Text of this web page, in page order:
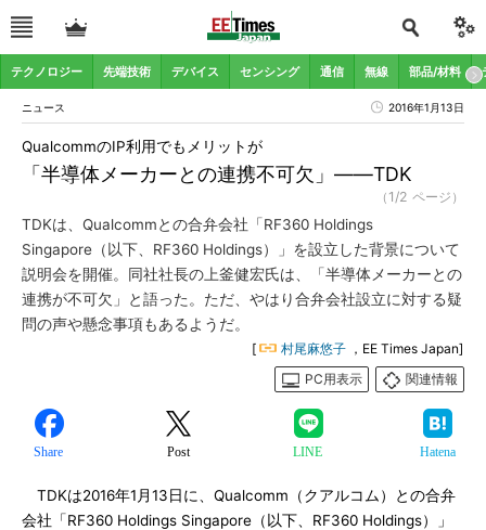
テクノロジー 先端技術 デバイス センシング 通信 無線 部品/材料
ニュース 2016年1月13日
「半導体メーカーとの連携不可欠」――TDK
QualcommのIP利用でもメリットが
（1/2 ページ）
TDKは、Qualcommとの合弁会社「RF360 Holdings
Singapore（以下、RF360 Holdings）」を設立した背景について
説明会を開催。同社社長の上釜健宏氏は、「半導体メーカーとの
連携が不可欠」と語った。ただ、やはり合弁会社設立に対する疑
問の声や懸念事項もあるようだ。
[ 村尾麻悠子 ，EE Times Japan]
PC用表示
関連情報
Share Post LINE Hatena
TDKは2016年1月13日に、Qualcomm（クアルコム）との合弁
会社「RF360 Holdings Singapore（以下、RF360 Holdings）」